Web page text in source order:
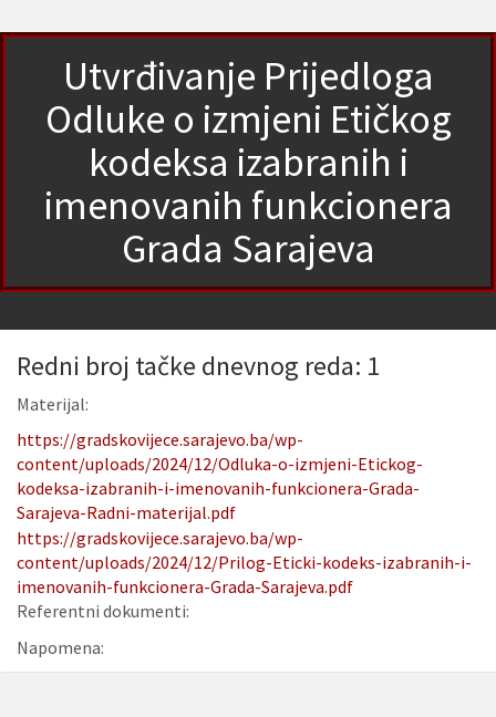
Utvrđivanje Prijedloga
Odluke o izmjeni Etičkog
kodeksa izabranih i
imenovanih funkcionera
Grada Sarajeva
Redni broj tačke dnevnog reda: 1
Materijal:
https://gradskovijece.sarajevo.ba/wp-
content/uploads/2024/12/Odluka-o-izmjeni-Etickog-
kodeksa-izabranih-i-imenovanih-funkcionera-Grada-
Sarajeva-Radni-materijal.pdf
https://gradskovijece.sarajevo.ba/wp-
content/uploads/2024/12/Prilog-Eticki-kodeks-izabranih-i-
imenovanih-funkcionera-Grada-Sarajeva.pdf
Referentni dokumenti:
Napomena: